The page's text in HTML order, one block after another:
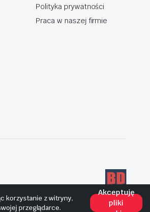
Polityka prywatności
Praca w naszej firmie
korzystanie z witryny,
przeglądarce.
Akceptuję
pliki